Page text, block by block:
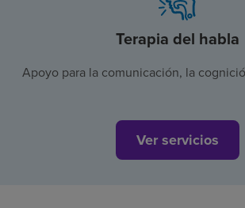
Terapia del habla
Apoyo para la comunicación, la
Ver servicios